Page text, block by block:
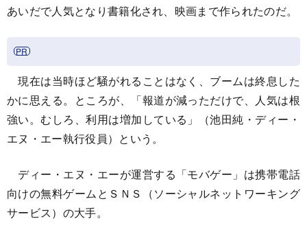
あいだで人気となり書籍化され、映画まで作られたのだ。
現在は当時ほど騒がれることはなく、ブームは終息した
かに思える。ところが、「報道が減っただけで、人気は根
強い。むしろ、利用は増加している」（池田純・ディー・
エヌ・エー執行役員）という。
ディー・エヌ・エーが運営する「モバゲー」は携帯電話
向けの無料ゲームとＳＮＳ（ソーシャルネットワーキング
サービス）の大手。